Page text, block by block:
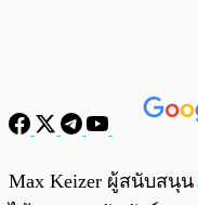
พร้อมเล่น
Max Keizer ผู้สนับสนุน